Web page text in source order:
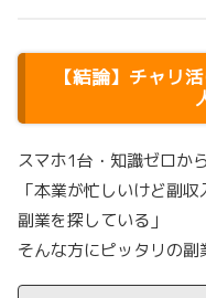
【結論】チャリ
スマホ1台・知識ゼロか
「本業が忙しいけど副
副業を探している」
そんな方にピッタリの副